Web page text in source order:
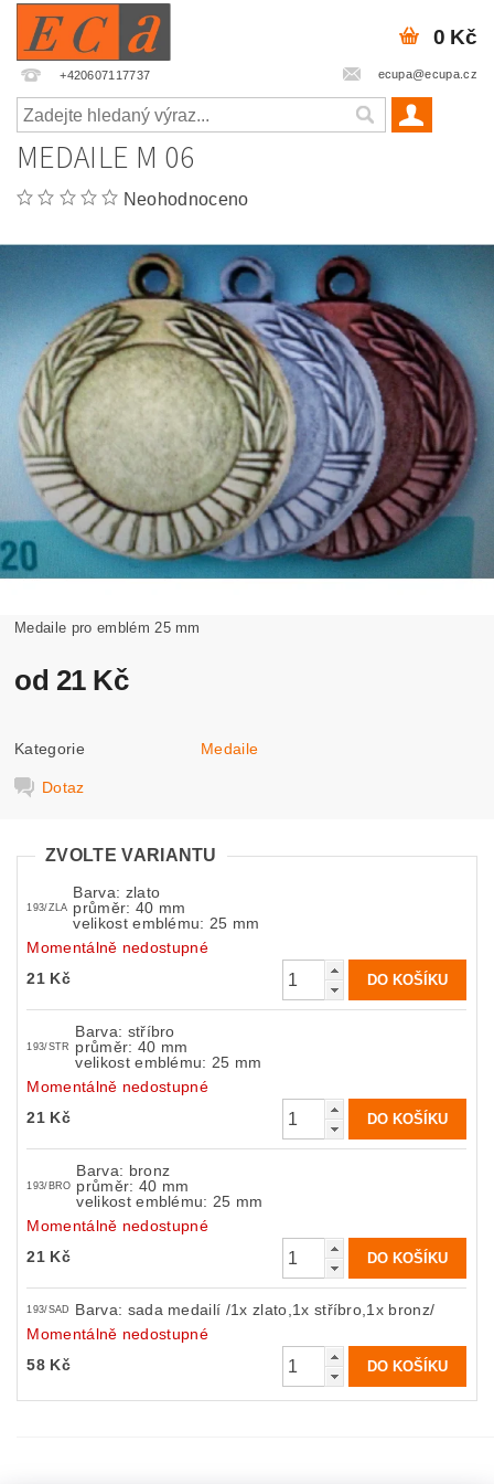
+420607117737 ecupa@ecupa.cz
0 Kč
MEDAILE M 06
Neohodnoceno
Medaile pro emblém 25 mm
od 21 Kč
Kategorie Medaile
Dotaz
ZVOLTE VARIANTU
193/ZLA
Barva: zlato
průměr: 40 mm
velikost emblému: 25 mm
Momentálně nedostupné
21 Kč
193/STR
Barva: stříbro
průměr: 40 mm
velikost emblému: 25 mm
Momentálně nedostupné
21 Kč
193/BRO
Barva: bronz
průměr: 40 mm
velikost emblému: 25 mm
Momentálně nedostupné
21 Kč
193/SAD
Barva: sada medailí /1x zlato,1x stříbro,1x bronz/
Momentálně nedostupné
58 Kč